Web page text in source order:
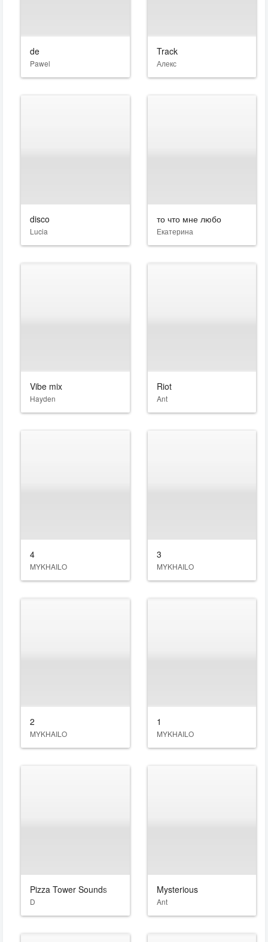
de
Pawel
Track
Алекс
disco
Lucia
то что мне любо
Екатерина
Vibe mix
Hayden
Riot
Ant
4
MYKHAILO
3
MYKHAILO
2
MYKHAILO
1
MYKHAILO
Pizza Tower Sounds
D
Mysterious
Ant